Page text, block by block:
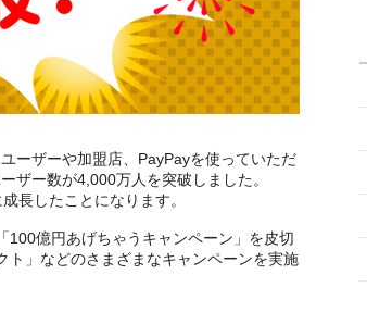
ーザーや加盟店、PayPayを使っていただ
ザー数が4,000万人を突破しました。
長したことになります。
億円あげちゃうキャンペーン」を皮切
ト」などのさまざまなキャンペーンを実施